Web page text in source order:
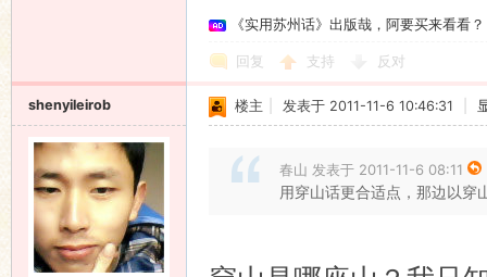
《实用苏州话》出版哉，阿要买来看看？
回复 支持 反对
shenyileirob 楼主 发表于 2011-11-6 10:46:31
春山 发表于 2011-11-6 08:11
用穿山话更合适点，那边以穿